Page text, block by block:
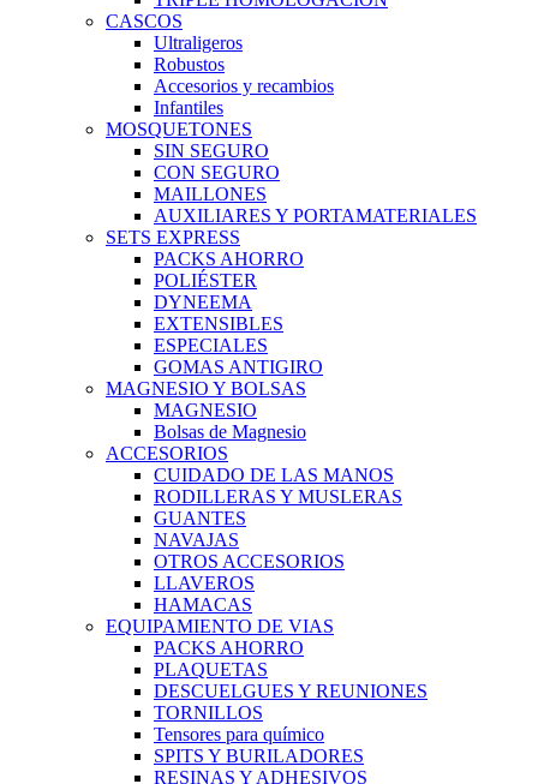
CASCOS
Ultraligeros
Robustos
Accesorios y recambios
Infantiles
MOSQUETONES
SIN SEGURO
CON SEGURO
MAILLONES
AUXILIARES Y PORTAMATERIALES
SETS EXPRESS
PACKS AHORRO
POLIÉSTER
DYNEEMA
EXTENSIBLES
ESPECIALES
GOMAS ANTIGIRO
MAGNESIO Y BOLSAS
MAGNESIO
Bolsas de Magnesio
ACCESORIOS
CUIDADO DE LAS MANOS
RODILLERAS Y MUSLERAS
GUANTES
NAVAJAS
OTROS ACCESORIOS
LLAVEROS
HAMACAS
EQUIPAMIENTO DE VIAS
PACKS AHORRO
PLAQUETAS
DESCUELGUES Y REUNIONES
TORNILLOS
Tensores para químico
SPITS Y BURILADORES
RESINAS Y ADHESIVOS